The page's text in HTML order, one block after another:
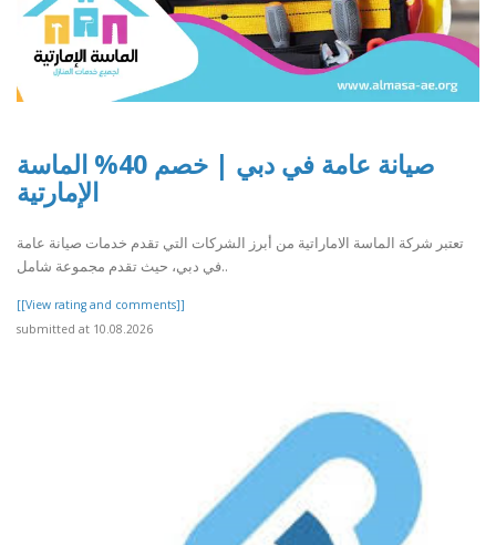
صيانة عامة في دبي | خصم 40% الماسة
الإمارتية
تعتبر شركة الماسة الاماراتية من أبرز الشركات التي تقدم خدمات صيانة عامة
في دبي، حيث تقدم مجموعة شامل..
[[View rating and comments]]
submitted at 10.08.2026